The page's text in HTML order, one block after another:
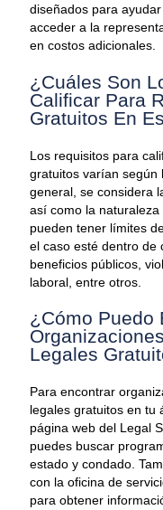
diseñados para
acceder a la
en costos adicionales.
¿Cuáles Son
Calificar Para
Gratuitos En
Los requisitos para
gratuitos varían según
general, se considera
así como la
pueden tener límites
el caso esté dentro de
beneficios públicos,
laboral, entre otros.
¿Cómo Puedo
Legales
Para encontrar
legales gratuitos en tu
página web del Legal
puedes buscar
estado y condado.
con la oficina de
para obtener